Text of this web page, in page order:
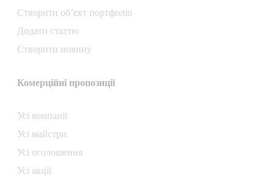
Створити об’єкт портфоліо
Додати статтю
Створити новину
Комерційні пропозиції
Усі компанії
Усі майстри
Усі оголошення
Усі акції